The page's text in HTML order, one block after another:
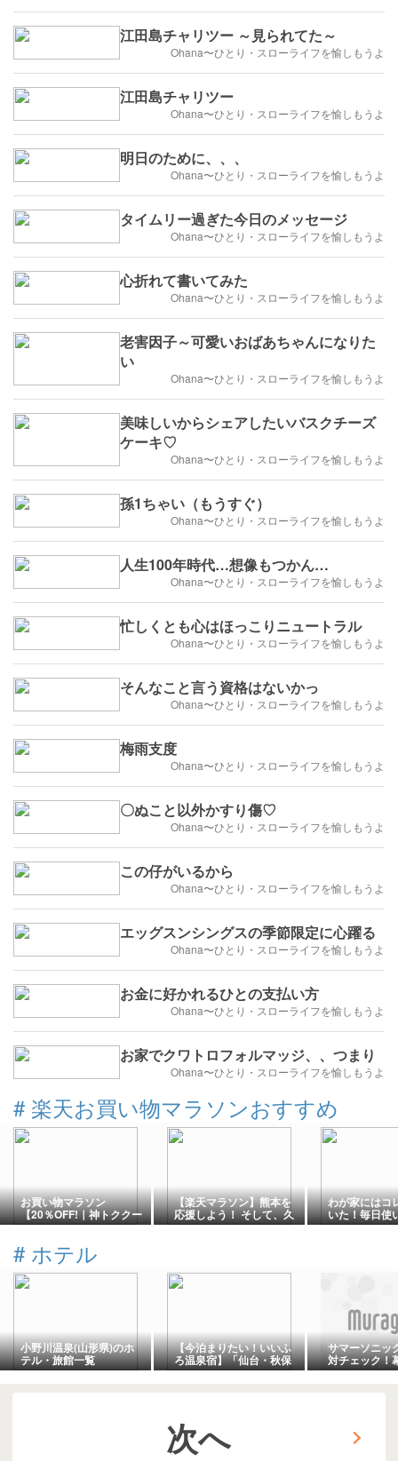
江田島チャリツー ～見られてた～
Ohana〜ひとり・スローライフを愉しもうよ
江田島チャリツー
Ohana〜ひとり・スローライフを愉しもうよ
明日のために、、、
Ohana〜ひとり・スローライフを愉しもうよ
タイムリー過ぎた今日のメッセージ
Ohana〜ひとり・スローライフを愉しもうよ
心折れて書いてみた
Ohana〜ひとり・スローライフを愉しもうよ
老害因子～可愛いおばあちゃんになりた
い
Ohana〜ひとり・スローライフを愉しもうよ
美味しいからシェアしたいバスクチーズ
ケーキ♡
Ohana〜ひとり・スローライフを愉しもうよ
孫1ちゃい（もうすぐ）
Ohana〜ひとり・スローライフを愉しもうよ
人生100年時代…想像もつかん…
Ohana〜ひとり・スローライフを愉しもうよ
忙しくとも心はほっこりニュートラル
Ohana〜ひとり・スローライフを愉しもうよ
そんなこと言う資格はないかっ
Ohana〜ひとり・スローライフを愉しもうよ
梅雨支度
Ohana〜ひとり・スローライフを愉しもうよ
〇ぬこと以外かすり傷♡
Ohana〜ひとり・スローライフを愉しもうよ
この仔がいるから
Ohana〜ひとり・スローライフを愉しもうよ
エッグスンシングスの季節限定に心躍る
Ohana〜ひとり・スローライフを愉しもうよ
お金に好かれるひとの支払い方
Ohana〜ひとり・スローライフを愉しもうよ
お家でクワトロフォルマッジ、、つまり
Ohana〜ひとり・スローライフを愉しもうよ
# 楽天お買い物マラソンおすすめ
お買い物マラソン
【20％OFF!｜神トククー
ポン対象】【新規限定ポ
【楽天マラソン】熊本を
応援しよう！ そして、久
しぶりのお出かけ・絶対
わが家にはコ
いた！毎日使
付きボウルが
# ホテル
小野川温泉(山形県)のホ
テル・旅館一覧
【今泊まりたい！いいふ
ろ温泉宿】「仙台・秋保
温泉」400年の歴史を誇
る老舗旅館を受け継ぐ宿
サマーソニッ
対チェック！
テルおすすめ
介
次へ